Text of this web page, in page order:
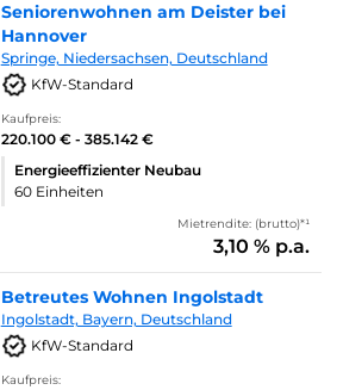
Seniorenwohnen am Deister bei
Hannover
Springe, Niedersachsen, Deutschland
KfW-Standard
Kaufpreis:
220.100 € - 385.142 €
Energieeffizienter Neubau
60 Einheiten
Mietrendite: (brutto)*¹
3,10 % p.a.
Betreutes Wohnen Ingolstadt
Ingolstadt, Bayern, Deutschland
KfW-Standard
Kaufpreis: